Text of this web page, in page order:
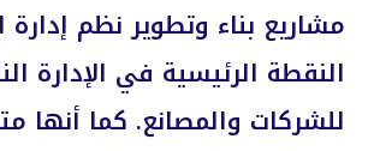
مشاريع بناء وتطوير نظم
النقطة الرئيسية في الإدارة
للشركات والمصانع. كما أنها